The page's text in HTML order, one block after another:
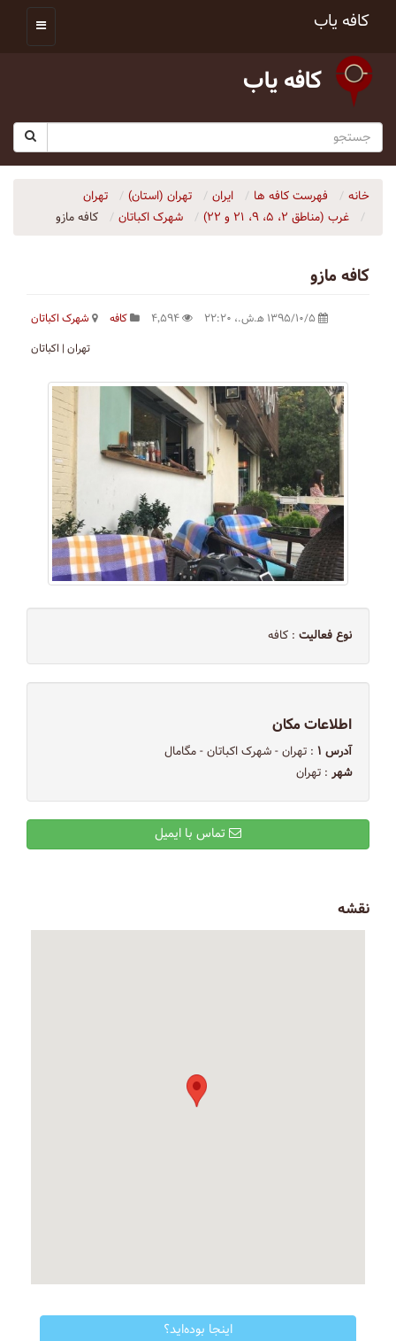
کافه یاب
کافه یاب
خانه فهرست کافه ها ایران تهران (استان)
تهران
غرب (مناطق ۲، ۵، ۹، ۲۱ و ۲۲)
شهرک اکباتان کافه مازو
کافه مازو
کافه
شهرک اکباتان
تهران | اکباتان
نوع فعالیت : کافه
اطلاعات مکان
آدرس ۱
: تهران - شهرک اکباتان - مگامال
شهر : تهران
نقشه
اینجا بوده‌اید؟